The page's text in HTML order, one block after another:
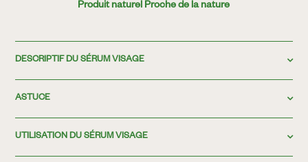
Produit naturel Proche de la nature
DESCRIPTIF DU SÉRUM VISAGE
ASTUCE
UTILISATION DU SÉRUM VISAGE